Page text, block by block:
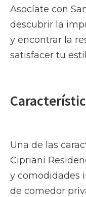
Asocíate con
descubrir la
y encontrar la
satisfacer tu
Una de las
Cipriani
y comodidades
de comedor